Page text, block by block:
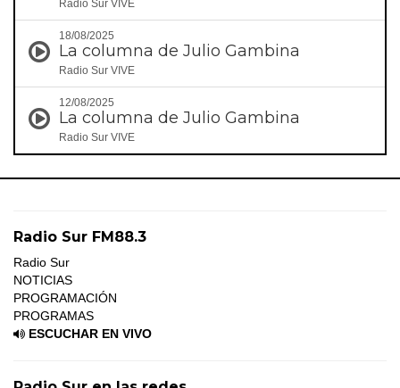
Radio Sur VIVE
18/08/2025
La columna de Julio Gambina
Radio Sur VIVE
12/08/2025
La columna de Julio Gambina
Radio Sur VIVE
Radio Sur FM88.3
Radio Sur
NOTICIAS
PROGRAMACIÓN
PROGRAMAS
ESCUCHAR EN VIVO